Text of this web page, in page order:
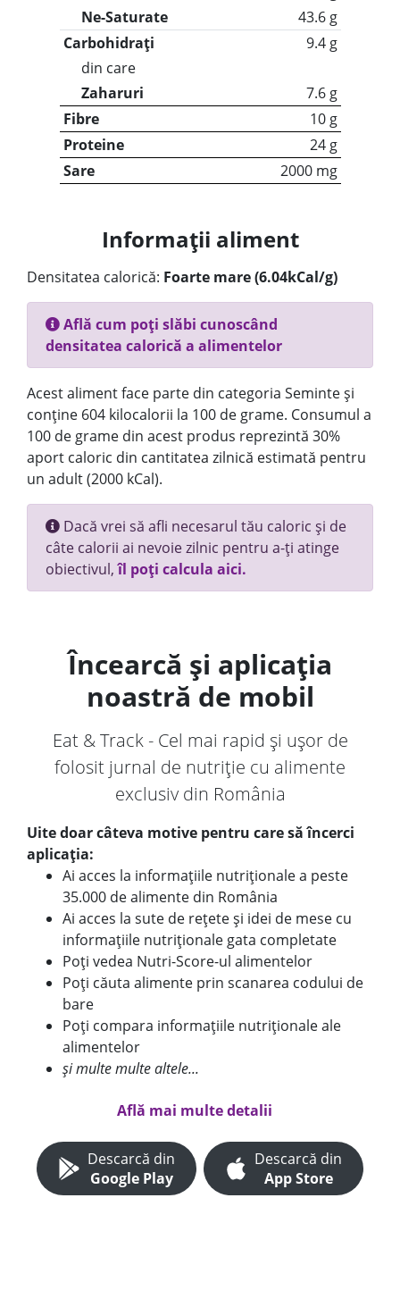
Ne-Saturate
43.6 g
Carbohidrați
9.4 g
din care
Zaharuri
7.6 g
Fibre
10 g
Proteine
24 g
Sare
2000 mg
Informații aliment
Densitatea calorică: Foarte mare (6.04kCal/g)
Află cum poți slăbi cunoscând
densitatea calorică a alimentelor
Acest aliment face parte din categoria Seminte și
conține 604 kilocalorii la 100 de grame. Consumul a
100 de grame din acest produs reprezintă 30%
aport caloric din cantitatea zilnică estimată pentru
un adult (2000 kCal).
Dacă vrei să afli necesarul tău caloric și de
câte calorii ai nevoie zilnic pentru a-ți atinge
obiectivul,îl poți calcula aici.
Încearcă și aplicația
noastră de mobil
Eat & Track - Cel mai rapid și ușor de
folosit jurnal de nutriție cu alimente
exclusiv din România
Uite doar câteva motive pentru care să încerci
aplicația:
Ai acces la informațiile nutriționale a peste
35.000 de alimente din România
Ai acces la sute de rețete și idei de mese cu
informațiile nutriționale gata completate
Poți vedea Nutri-Score-ul alimentelor
Poți căuta alimente prin scanarea codului de
bare
Poți compara informațiile nutriționale ale
alimentelor
și multe multe altele...
Află mai multe detalii
Descarcă din
Google Play
Descarcă din
App Store